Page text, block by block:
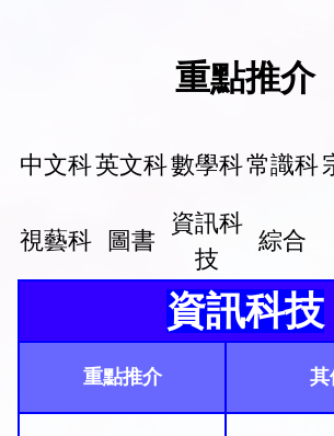
重點推介
中文科英文科數學科常識科
視藝科 圖書
資訊科
技
綜合
資訊科技
重點推介 其